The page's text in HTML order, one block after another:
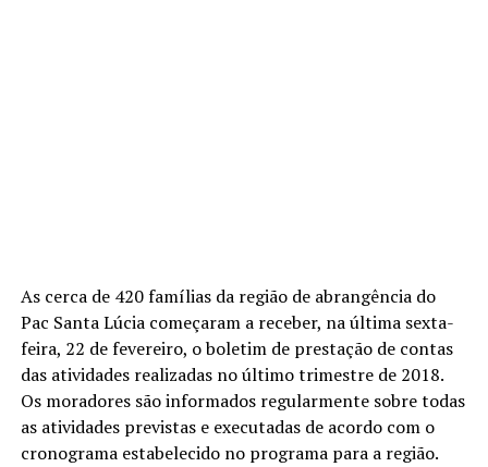
As cerca de 420 famílias da região de abrangência do
Pac Santa Lúcia começaram a receber, na última sexta-
feira, 22 de fevereiro, o boletim de prestação de contas
das atividades realizadas no último trimestre de 2018.
Os moradores são informados regularmente sobre todas
as atividades previstas e executadas de acordo com o
cronograma estabelecido no programa para a região.